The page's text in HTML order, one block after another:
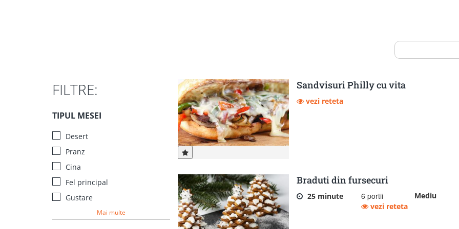
FILTRE:
TIPUL MESEI
Desert
Pranz
Cina
Fel principal
Gustare
Mai multe
Sandvisuri Philly cu vita
vezi reteta
Braduti din fursecuri
25 minute 6 portii
Mediu
vezi reteta